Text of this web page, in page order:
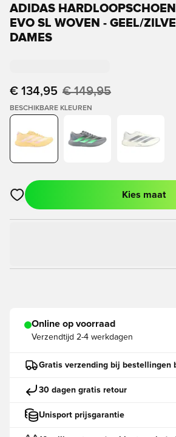
ADIDAS
EVO SL WOVEN - GEEL/
DAMES
€ 134,95 € 149,95
BESCHIKBARE KLEUREN
Opent een venster om in te loggen of
Kies maat
Online op voorraad
Verzendtijd 2-4 werkdagen
Gratis verzending bij bestellingen
30 dagen gratis retour
Unisport prijsgarantie